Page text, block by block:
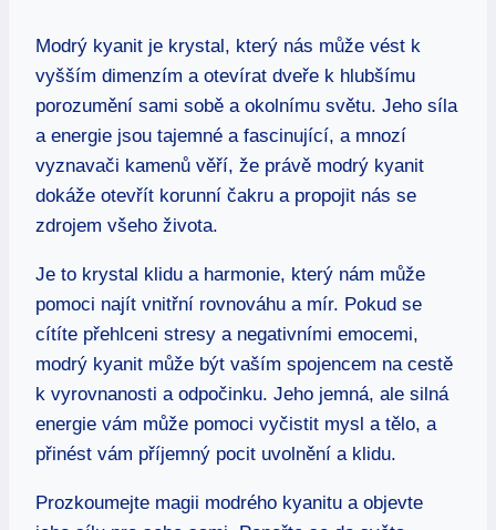
Modrý kyanit je krystal, který nás může vést k
vyšším dimenzím a otevírat dveře k hlubšímu
porozumění sami sobě a okolnímu světu. Jeho síla
a energie jsou tajemné a fascinující, a mnozí
vyznavači kamenů věří, že právě modrý kyanit
dokáže otevřít korunní čakru a propojit nás se
zdrojem všeho života.
Je to krystal klidu a harmonie, který nám může
pomoci najít vnitřní rovnováhu a mír. Pokud se
cítíte přehlceni stresy a negativními emocemi,
modrý kyanit může být vaším spojencem na cestě
k vyrovnanosti a odpočinku. Jeho jemná, ale silná
energie vám může pomoci vyčistit mysl a tělo, a
přinést vám příjemný pocit uvolnění a klidu.
Prozkoumejte magii modrého kyanitu a objevte